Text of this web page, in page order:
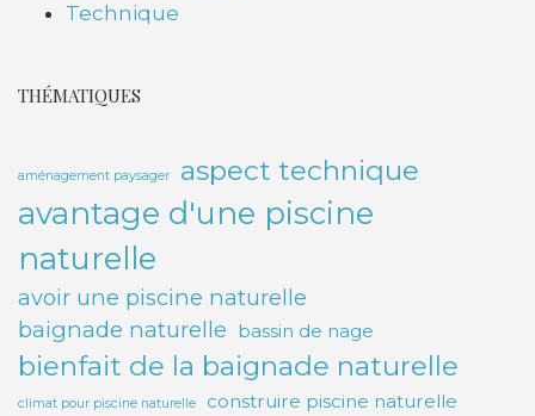
Technique
THÉMATIQUES
aménagement paysager aspect technique
avantage d'une piscine
naturelle
avoir une piscine naturelle
baignade naturelle bassin de nage
bienfait de la baignade naturelle
climat pour piscine naturelle construire piscine naturelle